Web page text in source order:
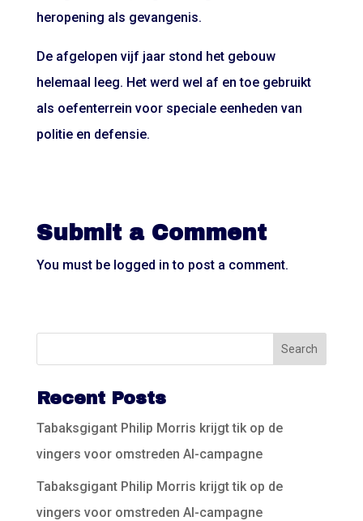
heropening als gevangenis.
De afgelopen vijf jaar stond het gebouw
helemaal leeg. Het werd wel af en toe gebruikt
als oefenterrein voor speciale eenheden van
politie en defensie.
Submit a Comment
You must be logged in to post a comment.
Recent Posts
Tabaksgigant Philip Morris krijgt tik op de
vingers voor omstreden AI-campagne
Tabaksgigant Philip Morris krijgt tik op de
vingers voor omstreden AI-campagne